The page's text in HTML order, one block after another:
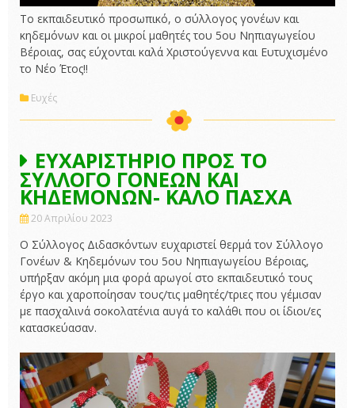
Το εκπαιδευτικό προσωπικό, ο σύλλογος γονέων και
κηδεμόνων και οι μικροί μαθητές του 5ου Νηπιαγωγείου
Βέροιας, σας εύχονται καλά Χριστούγεννα και Ευτυχισμένο
το Νέο Έτος!!
Ευχές
ΕΥΧΑΡΙΣΤΗΡΙΟ ΠΡΟΣ ΤΟ
ΣΥΛΛΟΓΟ ΓΟΝΕΩΝ ΚΑΙ
ΚΗΔΕΜΟΝΩΝ- ΚΑΛΟ ΠΑΣΧΑ
20 Απριλίου 2023
Ο Σύλλογος Διδασκόντων ευχαριστεί θερμά τον Σύλλογο
Γονέων & Κηδεμόνων του 5ου Νηπιαγωγείου Βέροιας,
υπήρξαν ακόμη μια φορά αρωγοί στο εκπαιδευτικό τους
έργο και χαροποίησαν τους/τις μαθητές/τριες που γέμισαν
με πασχαλινά σοκολατένια αυγά το καλάθι που οι ίδιοι/ες
κατασκεύασαν.